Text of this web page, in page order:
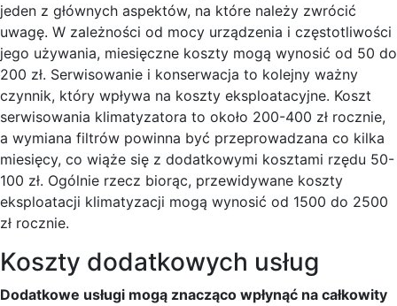
jeden z głównych aspektów, na które należy zwrócić
uwagę. W zależności od mocy urządzenia i częstotliwości
jego używania, miesięczne koszty mogą wynosić od 50 do
200 zł. Serwisowanie i konserwacja to kolejny ważny
czynnik, który wpływa na koszty eksploatacyjne. Koszt
serwisowania klimatyzatora to około 200-400 zł rocznie,
a wymiana filtrów powinna być przeprowadzana co kilka
miesięcy, co wiąże się z dodatkowymi kosztami rzędu 50-
100 zł. Ogólnie rzecz biorąc, przewidywane koszty
eksploatacji klimatyzacji mogą wynosić od 1500 do 2500
zł rocznie.
Koszty dodatkowych usług
Dodatkowe usługi mogą znacząco wpłynąć na całkowity